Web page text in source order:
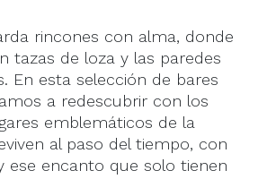
rincones con alma, donde
tazas de loza y las paredes
En esta selección de bares
a redescubrir con los
emblemáticos de la
al paso del tiempo, con
ese encanto que solo tienen